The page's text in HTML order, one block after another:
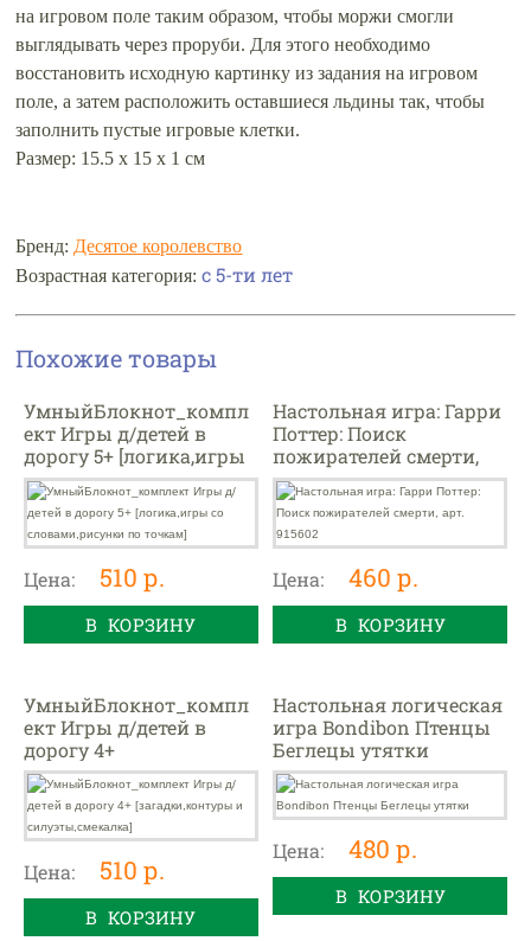
на игровом поле таким образом, чтобы моржи смогли
выглядывать через проруби. Для этого необходимо
восстановить исходную картинку из задания на игровом
поле, а затем расположить оставшиеся льдины так, чтобы
заполнить пустые игровые клетки.
Размер: 15.5 х 15 х 1 см
Бренд: Десятое королевство
Возрастная категория:с 5-ти лет
Похожие товары
УмныйБлокнот_компл
ект Игры д/детей в
дорогу 5+ [логика,игры
со словами,рисунки по
точкам]
Цена: 510 р.
В КОРЗИНУ
Настольная игра: Гарри
Поттер: Поиск
пожирателей смерти,
арт. 915602
Цена: 460 р.
В КОРЗИНУ
УмныйБлокнот_компл
ект Игры д/детей в
дорогу 4+
[загадки,контуры и
силуэты,смекалка]
Цена: 510 р.
В КОРЗИНУ
Настольная логическая
игра Bondibon Птенцы
Беглецы утятки
Цена: 480 р.
В КОРЗИНУ